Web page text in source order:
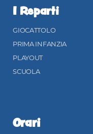
I Reparti
GIOCATTOLO
PRIMA INFANZIA
PLAYOUT
SCUOLA
Orari